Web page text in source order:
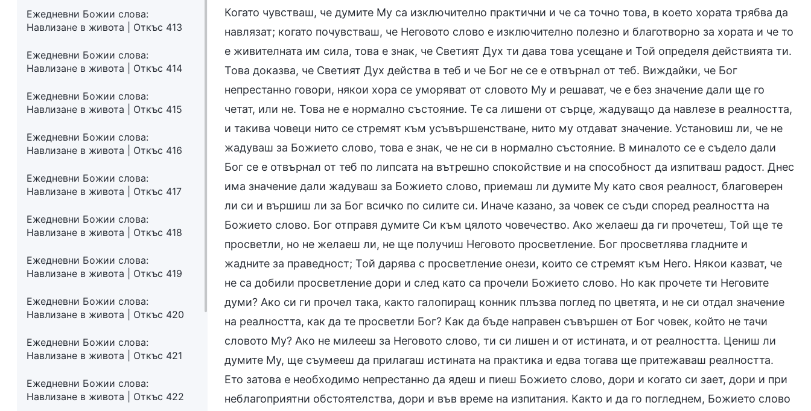
Ежедневни Божии слова:
Навлизане в живота | Откъс 413
Ежедневни Божии слова:
Навлизане в живота | Откъс 414
Ежедневни Божии слова:
Навлизане в живота | Откъс 415
Ежедневни Божии слова:
Навлизане в живота | Откъс 416
Ежедневни Божии слова:
Навлизане в живота | Откъс 417
Ежедневни Божии слова:
Навлизане в живота | Откъс 418
Ежедневни Божии слова:
Навлизане в живота | Откъс 419
Ежедневни Божии слова:
Навлизане в живота | Откъс 420
Ежедневни Божии слова:
Навлизане в живота | Откъс 421
Ежедневни Божии слова:
Навлизане в живота | Откъс 422
Когато чувстваш, че думите Му са изключително практични и че са точно това, в което хората трябва да
навлязат; когато почувстваш, че Неговото слово е изключително полезно и благотворно за хората и че то
е живителната им сила, това е знак, че Светият Дух ти дава това усещане и Той определя действията ти.
Това доказва, че Светият Дух действа в теб и че Бог не се е отвърнал от теб. Виждайки, че Бог
непрестанно говори, някои хора се уморяват от словото Му и решават, че е без значение дали ще го
четат, или не. Това не е нормално състояние. Те са лишени от сърце, жадуващо да навлезе в реалността,
и такива човеци нито се стремят към усъвършенстване, нито му отдават значение. Установиш ли, че не
жадуваш за Божието слово, това е знак, че не си в нормално състояние. В миналото се е съдело дали
Бог се е отвърнал от теб по липсата на вътрешно спокойствие и на способност да изпитваш радост. Днес
има значение дали жадуваш за Божието слово, приемаш ли думите Му като своя реалност, благоверен
ли си и вършиш ли за Бог всичко по силите си. Иначе казано, за човек се съди според реалността на
Божието слово. Бог отправя думите Си към цялото човечество. Ако желаеш да ги прочетеш, Той ще те
просветли, но не желаеш ли, не ще получиш Неговото просветление. Бог просветлява гладните и
жадните за праведност; Той дарява с просветление онези, които се стремят към Него. Някои казват, че
не са добили просветление дори и след като са прочели Божието слово. Но как прочете ти Неговите
думи? Ако си ги прочел така, както галопиращ конник плъзва поглед по цветята, и не си отдал значение
на реалността, как да те просветли Бог? Как да бъде направен съвършен от Бог човек, който не тачи
словото Му? Ако не милееш за Неговото слово, ти си лишен и от истината, и от реалността. Цениш ли
думите Му, ще съумееш да прилагаш истината на практика и едва тогава ще притежаваш реалността.
Ето затова е необходимо непрестанно да ядеш и пиеш Божието слово, дори и когато си зает, дори и при
неблагоприятни обстоятелства, дори и във време на изпитания. Както и да го погледнем, Божието слово